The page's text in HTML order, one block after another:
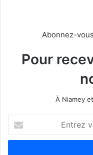
Abonnez-
Pour
À Niamey
t